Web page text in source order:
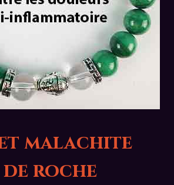
malachite
roche